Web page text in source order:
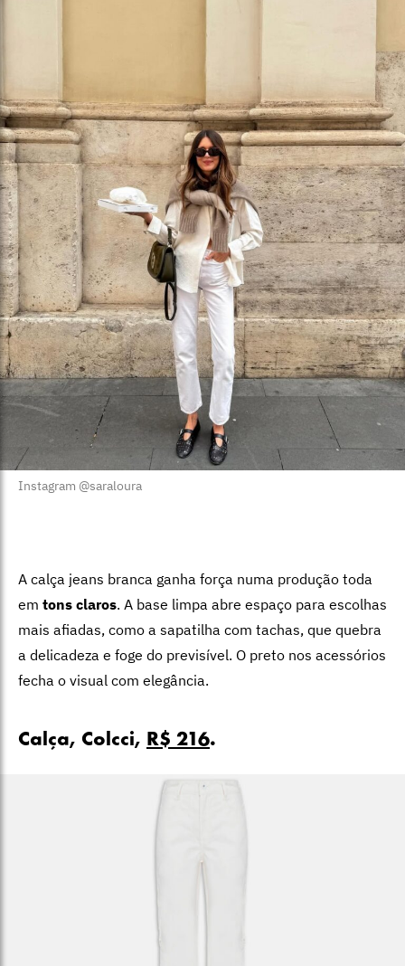
Instagram @saraloura
A calça jeans branca ganha força numa produção toda
em tons claros. A base limpa abre espaço para escolhas
mais afiadas, como a sapatilha com tachas, que quebra
a delicadeza e foge do previsível. O preto nos acessórios
fecha o visual com elegância.
Calça, Colcci, R$ 216.